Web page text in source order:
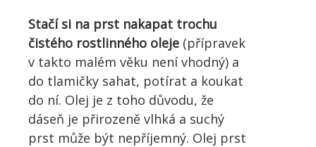
Stačí si na prst nakapat trochu
čistého rostlinného oleje (přípravek
v takto malém věku není vhodný) a
do tlamičky sahat, potírat a koukat
do ní. Olej je z toho důvodu, že
dáseň je přirozeně vlhká a suchý
prst může být nepříjemný. Olej prst